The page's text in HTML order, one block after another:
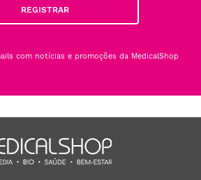
REGISTRAR
com notícias e promoções da MedicalShop